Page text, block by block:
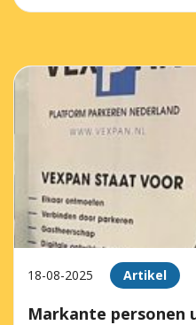
18-08-2025 Artikel
Markante personen